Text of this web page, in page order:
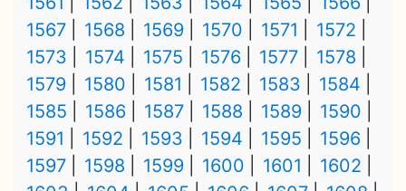
1567
1568 1569 1570 1571
1572
1573
1574 1575 1576 1577
1578
1579
1580 1581 1582 1583
1584
1585
1586 1587 1588 1589
1590
1591
1592 1593 1594 1595
1596
1597
1598 1599 1600 1601
1602